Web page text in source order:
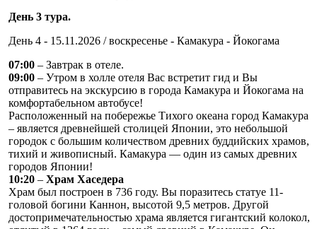
День 3 тура.
День 4 - 15.11.2026 / воскресенье - Камакура - Йокогама
07:00 – Завтрак в отеле.
09:00 – Утром в холле отеля Вас встретит гид и Вы
отправитесь на экскурсию в города Камакура и Йокогама на
комфортабельном автобусе!
Расположенный на побережье Тихого океана город Камакура
– является древнейшей столицей Японии, это небольшой
городок с большим количеством древних буддийских храмов,
тихий и живописный. Камакура — один из самых древних
городов Японии!
10:20 – Храм Хаседера
Храм был построен в 736 году. Вы поразитесь статуе 11-
головой богини Каннон, высотой 9,5 метров. Другой
достопримечательностью храма является гигантский колокол,